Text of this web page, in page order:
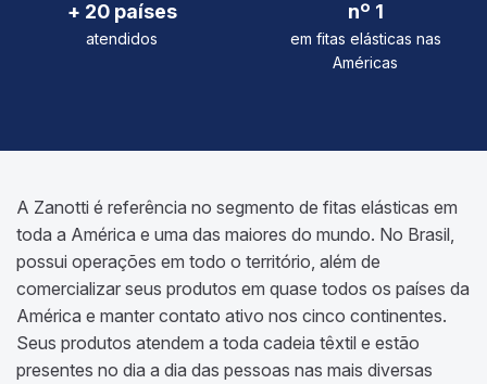
+ 20 países
atendidos
nº 1
em fitas elásticas nas
Américas
A Zanotti é referência no segmento de fitas elásticas em
toda a América e uma das maiores do mundo. No Brasil,
possui operações em todo o território, além de
comercializar seus produtos em quase todos os países da
América e manter contato ativo nos cinco continentes.
Seus produtos atendem a toda cadeia têxtil e estão
presentes no dia a dia das pessoas nas mais diversas